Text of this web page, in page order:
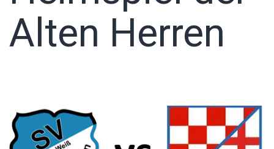
Alten Herren